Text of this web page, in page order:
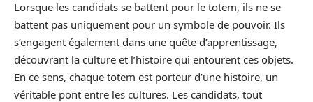
Lorsque les candidats se battent pour le totem, ils ne se
battent pas uniquement pour un symbole de pouvoir. Ils
s’engagent également dans une quête d’apprentissage,
découvrant la culture et l’histoire qui entourent ces objets.
En ce sens, chaque totem est porteur d’une histoire, un
véritable pont entre les cultures. Les candidats, tout